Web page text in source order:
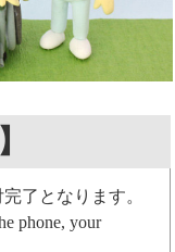
了となります。
phone, your